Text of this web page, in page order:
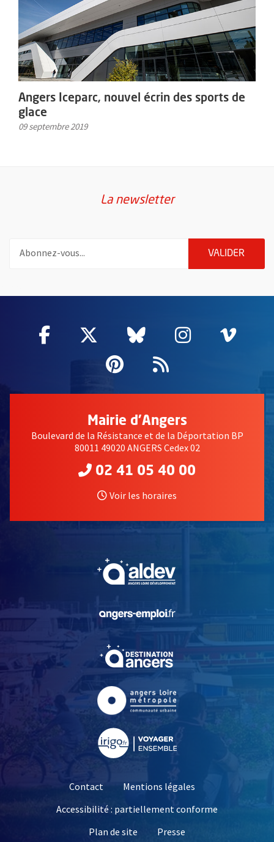
Angers Iceparc, nouvel écrin des sports de
glace
09 septembre 2019
La newsletter
VALIDER
Facebook
, Ouvre une nouvelle fenêtre
Twitter
, Ouvre une nouvelle
Bluesky
, Ouvre une
Instagram
, Ouvre
,
Pinterest
, Ouvre une
Flux RSS
Mairie d'Angers
Boulevard de la Résistance et de la Déportation BP
80011 49020 ANGERS Cedex 02
02 41 05 40 00
Voir les horaires
, Ouvre une nouvelle
, Ouvre une nouvelle
Contact
Mentions légales
Accessibilité : partiellement conforme
Plan de site
Presse